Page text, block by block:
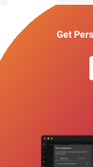
Get